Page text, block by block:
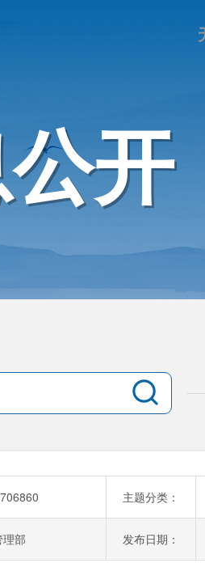
开
主题分类：
部 发布日期：